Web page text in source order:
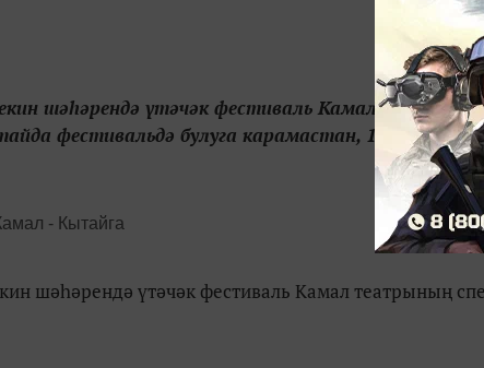
шәһәрендә үтәчәк фестиваль Камал
фестивальдә булуга карамастан, 14
шәһәрендә үтәчәк фестиваль Камал театрының